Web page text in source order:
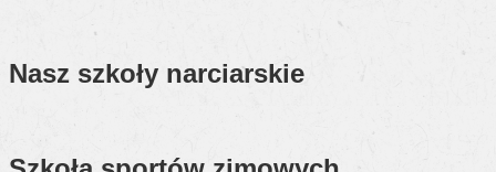
Nasz szkoły narciarskie